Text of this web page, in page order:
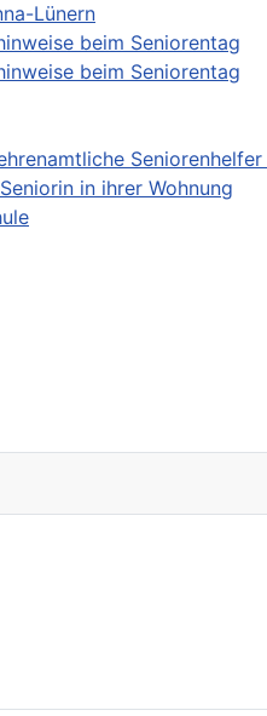
Lünern
beim Seniorentag
beim Seniorentag
in ihrer Wohnung